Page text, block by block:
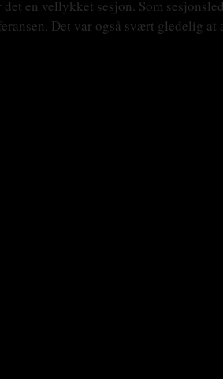
en vellykket sesjon. Som
Det var også svært gledelig at